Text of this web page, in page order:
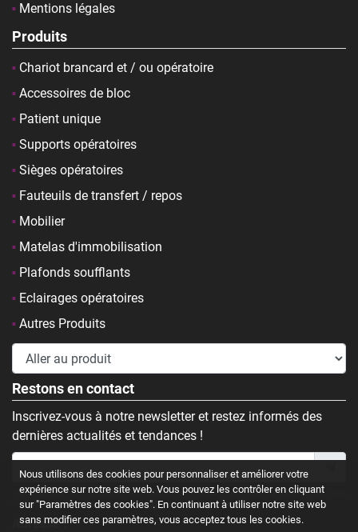
Mentions légales
Produits
Chariot brancard et / ou opératoire
Accessoires de bloc
Patient unique
Supports opératoires
Sièges opératoires
Fauteuils de transfert / repos
Mobilier
Matelas d'immobilisation
Plafonds soufflants
Eclairages opératoires
Autres Produits
Restons en contact
Inscrivez-vous à notre newsletter et restez informés des
dernières actualités et tendances !
Votre adresse de messagerie est uniquement utilisée pour vous envoyer notre lettre
d'information. En savoir plus sur notrePolitique de confidentialité.
Adresse :
Nous utilisons des cookies pour personnaliser et améliorer votre
expérience sur notre site web. Vous pouvez les contrôler en cliquant
sur "Paramètres des cookies". En continuant à utiliser notre site web
sans modifier ces paramètres, vous acceptez tous les cookies.